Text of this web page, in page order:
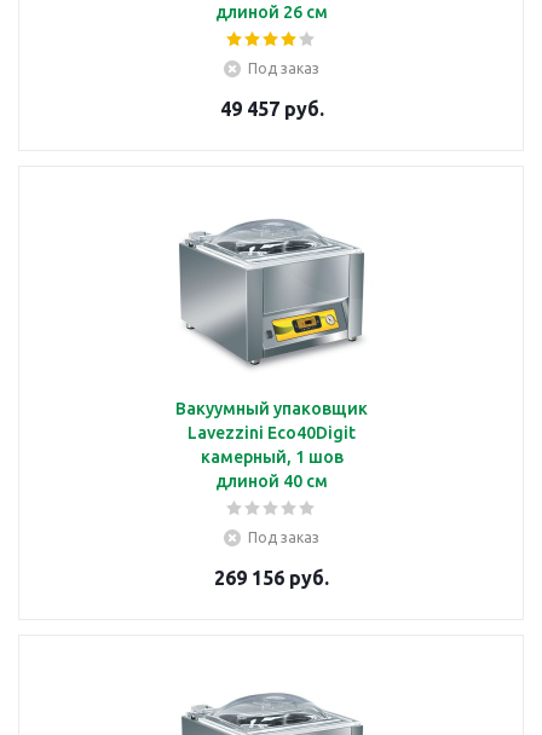
длиной 26 см
Под заказ
49 457 руб.
Вакуумный упаковщик
Lavezzini Eco40Digit
камерный, 1 шов
длиной 40 см
Под заказ
269 156 руб.